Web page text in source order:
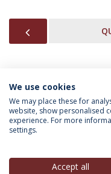
INFORMAÇÃO
We use cookies
We may place these for
website, show personalised
experience. For more
settings.
Accept all